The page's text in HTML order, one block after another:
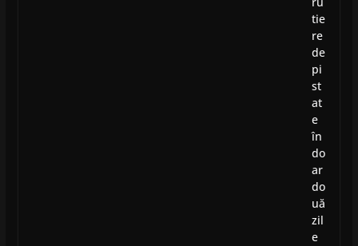
tie
re
de
pi
st
at
e
în
do
ar
do
uă
zil
e